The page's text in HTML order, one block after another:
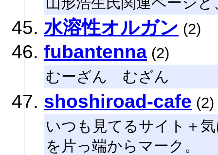
水溶性オルガン (2)
fubantenna (2)
むーざん むざん
shoshiroad-cafe (2)
いつも見てるサイト＋
を片っ端からマーク。